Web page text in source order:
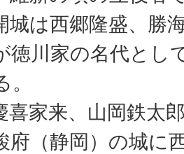
城は西郷隆盛、勝
徳川家の名代とし
喜家来、山岡鉄太
府（静岡）の城に